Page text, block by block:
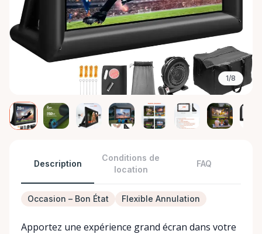
1/8
Description
Conditions de
location
FAQ
Occasion – Bon État Flexible Annulation
Apportez une expérience grand écran dans votre